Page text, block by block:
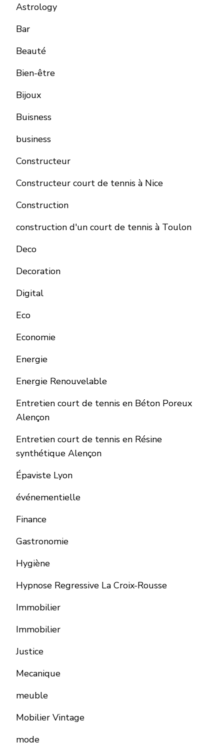
Astrology
Bar
Beauté
Bien-être
Bijoux
Buisness
business
Constructeur
Constructeur court de tennis à Nice
Construction
construction d'un court de tennis à Toulon
Deco
Decoration
Digital
Eco
Economie
Energie
Energie Renouvelable
Entretien court de tennis en Béton Poreux
Alençon
Entretien court de tennis en Résine
synthétique Alençon
Épaviste Lyon
événementielle
Finance
Gastronomie
Hygiène
Hypnose Regressive La Croix-Rousse
Immobilier
Immobilier
Justice
Mecanique
meuble
Mobilier Vintage
mode